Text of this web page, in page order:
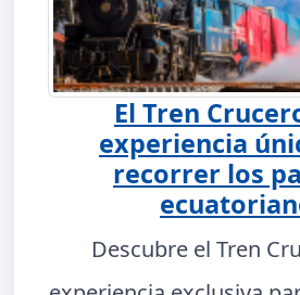
El Tren
experiencia
recorrer los
Descubre el Tren